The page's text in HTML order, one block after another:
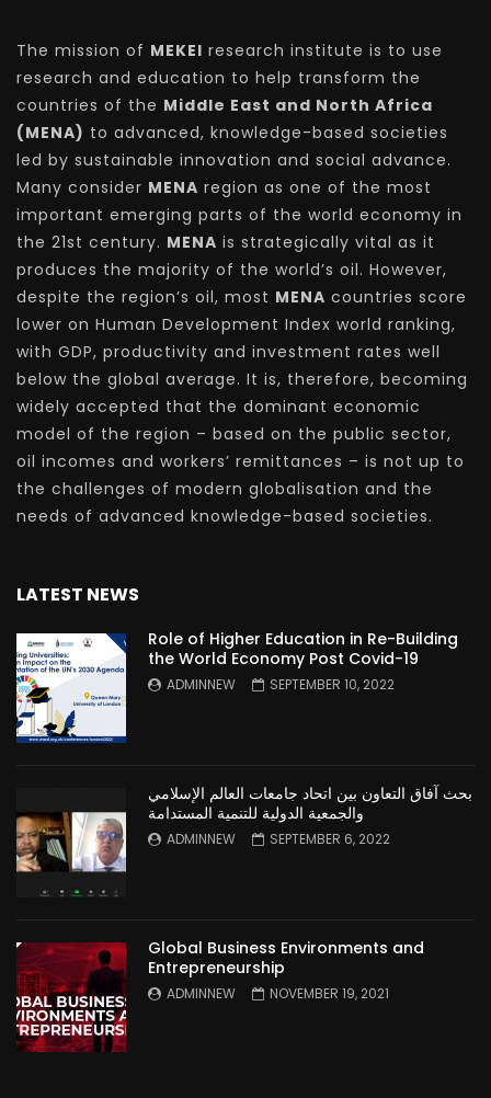
The mission of MEKEI research institute is to use
research and education to help transform the
countries of the Middle East and North Africa
(MENA) to advanced, knowledge-based societies
led by sustainable innovation and social advance.
Many consider MENA region as one of the most
important emerging parts of the world economy in
the 21st century. MENA is strategically vital as it
produces the majority of the world’s oil. However,
despite the region’s oil, most MENA countries score
lower on Human Development Index world ranking,
with GDP, productivity and investment rates well
below the global average. It is, therefore, becoming
widely accepted that the dominant economic
model of the region – based on the public sector,
oil incomes and workers’ remittances – is not up to
the challenges of modern globalisation and the
needs of advanced knowledge-based societies.
LATEST NEWS
Role of Higher Education in Re-Building
the World Economy Post Covid-19
ADMINNEW SEPTEMBER 10, 2022
بحث آفاق التعاون بين اتحاد جامعات العالم الإسلامي
والجمعية الدولية للتنمية المستدامة
ADMINNEW SEPTEMBER 6, 2022
Global Business Environments and
Entrepreneurship
ADMINNEW NOVEMBER 19, 2021